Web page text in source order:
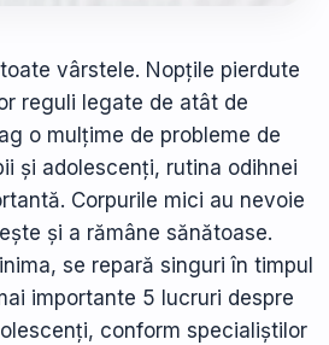
vârstele. Nopțile pierdute
reguli legate de atât de
o mulțime de probleme de
și adolescenți, rutina odihnei
Corpurile mici au nevoie
și a rămâne sănătoase.
se repară singuri în timpul
importante 5 lucruri despre
conform specialiștilor